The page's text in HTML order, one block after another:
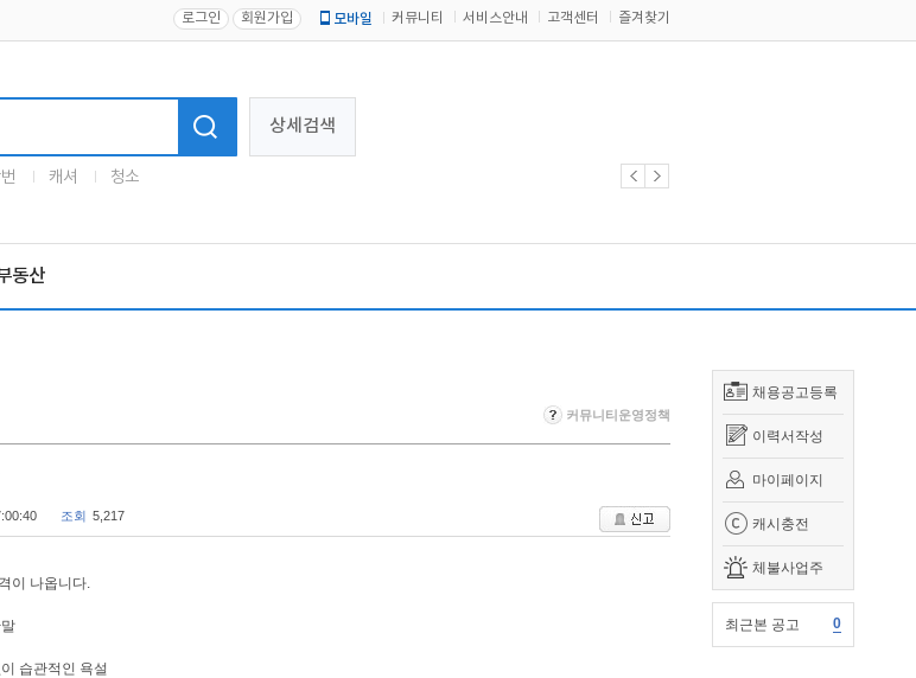
로그인 회원가입 모바일 커뮤니티 서비스안내 고객센터 즐겨찾기
상세검색
캐셔 청소
동산
채용공고등록
이력서작성
마이페이지
캐시충전
체불사업주
최근본 공고 0
커뮤니티운영정책
조회 5,217
이 나옵니다.
습관적인 욕설